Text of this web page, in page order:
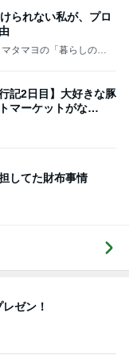
記2日目】大好きな豚
マーケットがな
してた財布事情
物件